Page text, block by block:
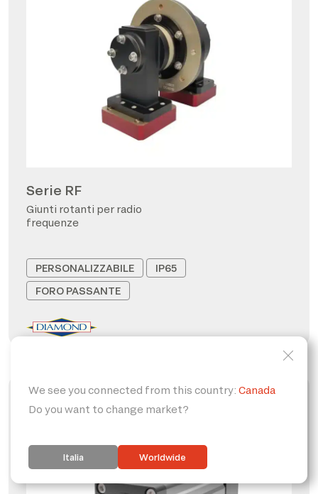
Serie RF
Giunti rotanti per radio
frequenze
PERSONALIZZABILE
IP65
FORO PASSANTE